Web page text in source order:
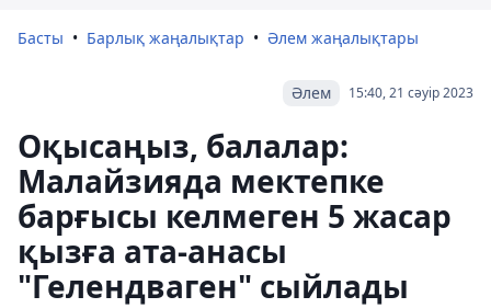
Басты Барлық жаңалықтар Әлем жаңалықтары
15:40, 21 сәуір 2023
Әлем
Оқысаңыз, балалар:
Малайзияда мектепке
барғысы келмеген 5 жасар
қызға ата-анасы
"Гелендваген" сыйлады